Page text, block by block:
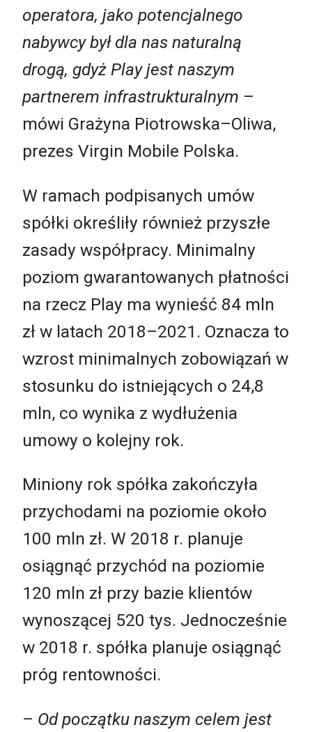
operatora, jako potencjalnego
nabywcy był dla nas naturalną
drogą, gdyż Play jest naszym
partnerem infrastrukturalnym –
mówi Grażyna Piotrowska–Oliwa,
prezes Virgin Mobile Polska.
W ramach podpisanych umów
spółki określiły również przyszłe
zasady współpracy. Minimalny
poziom gwarantowanych płatności
na rzecz Play ma wynieść 84 mln
zł w latach 2018–2021. Oznacza to
wzrost minimalnych zobowiązań w
stosunku do istniejących o 24,8
mln, co wynika z wydłużenia
umowy o kolejny rok.
Miniony rok spółka zakończyła
przychodami na poziomie około
100 mln zł. W 2018 r. planuje
osiągnąć przychód na poziomie
120 mln zł przy bazie klientów
wynoszącej 520 tys. Jednocześnie
w 2018 r. spółka planuje osiągnąć
próg rentowności.
– Od początku naszym celem jest